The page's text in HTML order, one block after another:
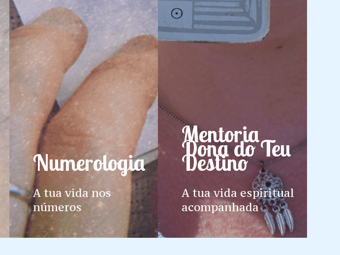
Numerologia
A tua vida nos
números
Mentoria
Dona do Teu
Destino
A tua vida espiritual
acompanhada